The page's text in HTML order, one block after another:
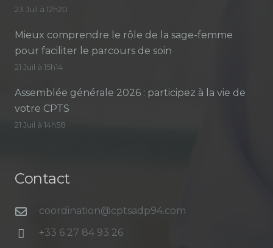
23 Juil à 12h20
Mieux comprendre le rôle de la sage-femme
pour faciliter le parcours de soin
21 Juil à 15h14
Assemblée générale 2026 : participez à la vie de
votre CPTS
21 Juil à 14h58
Contact
coordination@cptsadp94.com
+33 6 27 84 93 26